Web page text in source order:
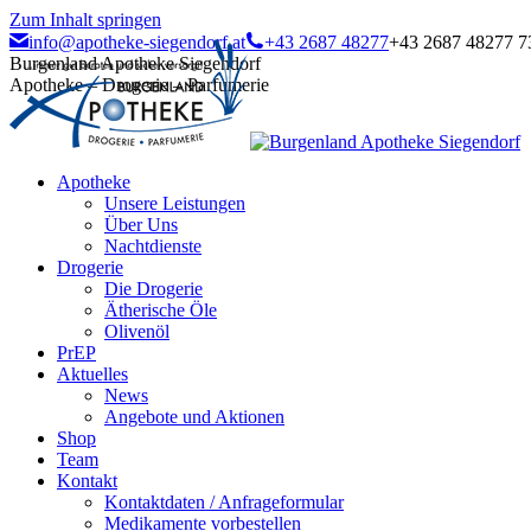
Zum Inhalt springen
info@apotheke-siegendorf.at
+43 2687 48277+43 2687 48277
Burgenland Apotheke Siegendorf
Apotheke – Drogerie – Parfumerie
Apotheke
Unsere Leistungen
Über Uns
Nachtdienste
Drogerie
Die Drogerie
Ätherische Öle
Olivenöl
PrEP
Aktuelles
News
Angebote und Aktionen
Shop
Team
Kontakt
Kontaktdaten / Anfrageformular
Medikamente vorbestellen